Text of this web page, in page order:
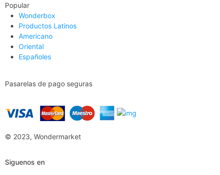
Popular
Wonderbox
Productos Latinos
Americano
Oriental
Españoles
Pasarelas de pago seguras
© 2023, Wondermarket
Siguenos en